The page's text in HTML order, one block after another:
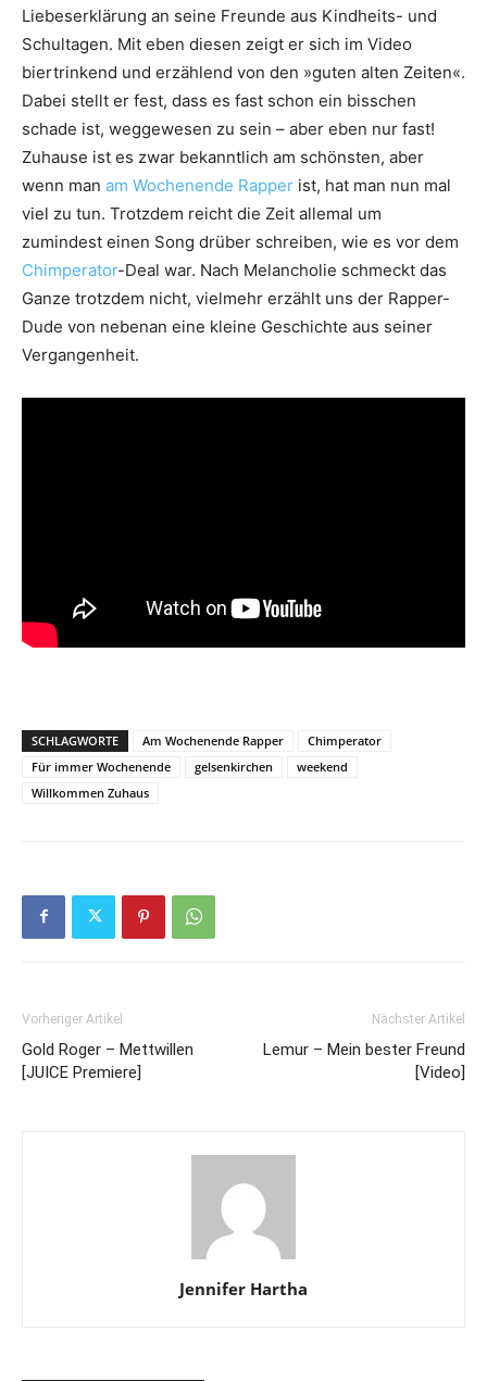
Liebeserklärung an seine Freunde aus Kindheits- und
Schultagen. Mit eben diesen zeigt er sich im Video
biertrinkend und erzählend von den »guten alten Zeiten«.
Dabei stellt er fest, dass es fast schon ein bisschen
schade ist, weggewesen zu sein – aber eben nur fast!
Zuhause ist es zwar bekanntlich am schönsten, aber
wenn man am Wochenende Rapper ist, hat man nun mal
viel zu tun. Trotzdem reicht die Zeit allemal um
zumindest einen Song drüber schreiben, wie es vor dem
Chimperator-Deal war. Nach Melancholie schmeckt das
Ganze trotzdem nicht, vielmehr erzählt uns der Rapper-
Dude von nebenan eine kleine Geschichte aus seiner
Vergangenheit.
SCHLAGWORTE Am Wochenende Rapper
Chimperator
Für immer Wochenende
gelsenkirchen
weekend
Willkommen Zuhaus
Vorheriger Artikel
Gold Roger – Mettwillen
[JUICE Premiere]
Nächster Artikel
Lemur – Mein bester Freund
[Video]
Jennifer Hartha